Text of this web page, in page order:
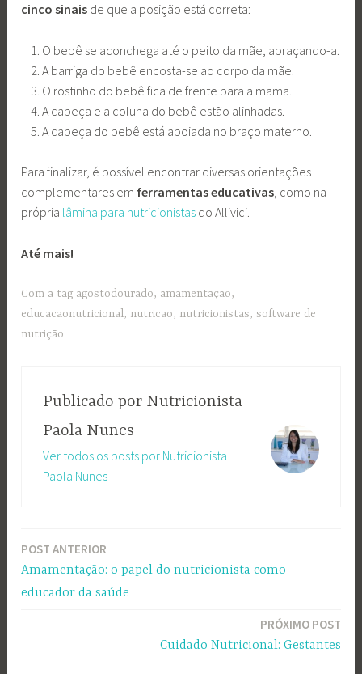
cinco sinais de que a posição está correta:
O bebê se aconchega até o peito da mãe, abraçando-a.
A barriga do bebê encosta-se ao corpo da mãe.
O rostinho do bebê fica de frente para a mama.
A cabeça e a coluna do bebê estão alinhadas.
A cabeça do bebê está apoiada no braço materno.
Para finalizar, é possível encontrar diversas orientações
complementares em ferramentas educativas, como na
própria lâmina para nutricionistas do Allivici.
Até mais!
Com a tag agostodourado, amamentação,
educacaonutricional, nutricao, nutricionistas,software de
nutrição
Publicado por Nutricionista
Paola Nunes
Ver todos os posts por Nutricionista
Paola Nunes
Navegação
POST ANTERIOR
Amamentação: o papel do nutricionista como
educador da saúde
PRÓXIMO POST
Cuidado Nutricional: Gestantes